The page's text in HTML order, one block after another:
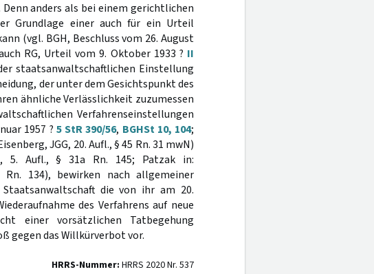
Denn anders als bei einem gerichtlichen
Grundlage einer auch für ein Urteil
(vgl. BGH, Beschluss vom 26. August
RG, Urteil vom 9. Oktober 1933 ? II
staatsanwaltschaftlichen Einstellung
der unter dem Gesichtspunkt des
ähnliche Verlässlichkeit zuzumessen
Verfahrenseinstellungen
1957 ? 5 StR 390/56, BGHSt 10, 104;
JGG, 20. Aufl., § 45 Rn. 31 mwN)
5. Aufl., § 31a Rn. 145; Patzak in:
134), bewirken nach allgemeiner
die von ihr am 20.
des Verfahrens auf neue
einer vorsätzlichen Tatbegehung
gegen das Willkürverbot vor.
HRRS-Nummer: HRRS 2020 Nr. 537